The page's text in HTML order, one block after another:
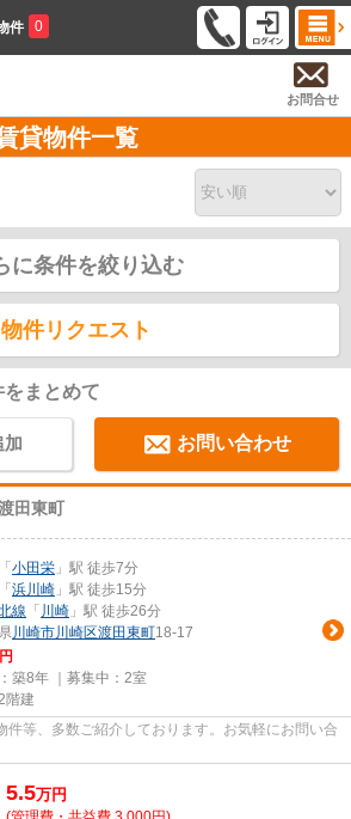
件 0
お問合せ
貸物件一覧
に条件を絞り込む
物件リクエスト
まとめて
加 お問い合わせ
田東町
「 小田栄 」駅 徒歩7分
「 浜川崎 」駅 徒歩15分
線 「 川崎 」駅 徒歩26分
川崎市川崎区渡田東町18-17
築8年 ｜募集中： 2室
階建
件等、多数ご紹介しております。お気軽にお問い合
5.5万円